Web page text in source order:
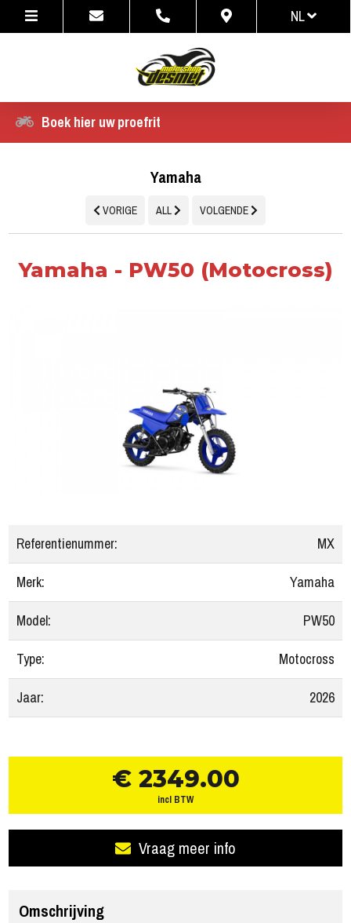
NLFR
Boek hier uw proefrit
Yamaha
VORIGE ALL VOLGENDE
Yamaha - PW50 (Motocross)
Referentienummer:
MX
Merk:
Yamaha
Model:
PW50
Type:
Motocross
Jaar:
2026
€ 2349.00
incl BTW
Vraag meer info
Omschrijving